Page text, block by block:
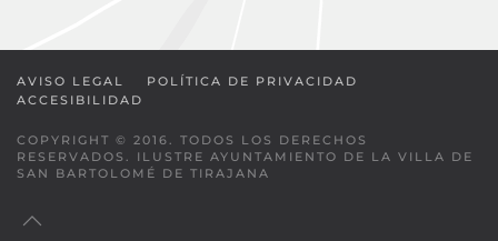
AVISO LEGAL
POLÍTICA DE PRIVACIDAD
ACCESIBILIDAD
COPYRIGHT © 2016. TODOS LOS DERECHOS
RESERVADOS. ILUSTRE AYUNTAMIENTO DE LA VILLA DE
SAN BARTOLOMÉ DE TIRAJANA